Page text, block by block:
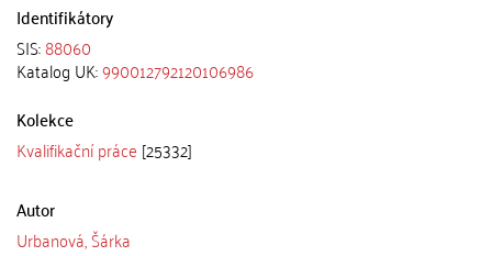
Identifikátory
SIS:88060
Katalog UK:990012792120106986
Kolekce
Kvalifikační práce [25332]
Autor
Urbanová, Šárka